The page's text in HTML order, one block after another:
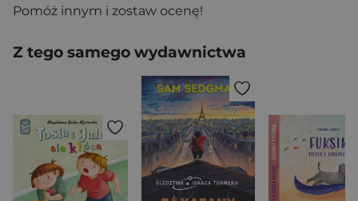
Pomóż innym i zostaw ocenę!
Z tego samego wydawnictwa